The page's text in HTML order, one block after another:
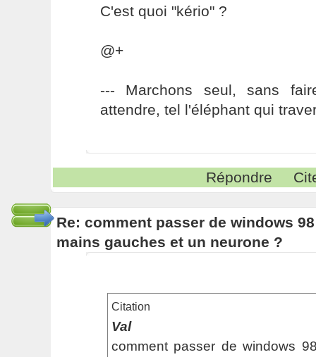
C'est quoi "kério" ?
@+
--- Marchons seul, sans
attendre, tel l'éléphant qui
Répondre
Re: comment passer de windows
mains gauches et un neurone ?
Citation
Val
comment passer de windows